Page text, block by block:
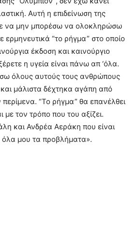
Αυτή η επιδείνωση της
να μην μπορέσω να ολοκληρώσω
ερμηνευτικά “το ρήγμα” στο οποίο
έκδοση και καινούργιο
η υγεία είναι πάνω απ ‘όλα.
όλους αυτούς τους ανθρώπους
μάλιστα δέχτηκα αγάπη από
“Το ρήγμα” θα επανέλθει
με τον τρόπο που του αξίζει.
και Ανδρέα Αεράκη που είναι
όλα μου τα προβλήματα».